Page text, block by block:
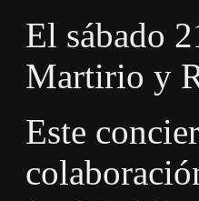
El sábado
Martirio y
Este